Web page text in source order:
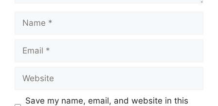
Name
Email
Website
Save my name, email, and website in this